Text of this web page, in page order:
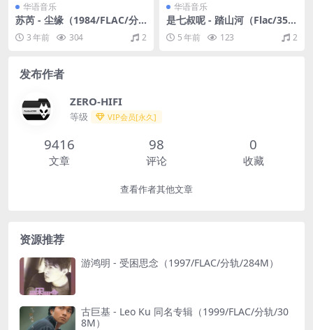
华语音乐
苏芮 - 尘缘（1984/FLAC/分
轨/246M）
3 年前 304 2
华语音乐
是七叔呢 - 踏山河（Flac/35
M）5 年前 123 2
发布作者
ZERO-HIFI
等级 VIP会员[永久]
9416
文章
98
评论
0
收藏
查看作者其他文章
资源推荐
游鸿明 - 受困思念（1997/FLAC/分轨/284M）
古巨基 - Leo Ku 同名专辑（1999/FLAC/分轨/30
8M）